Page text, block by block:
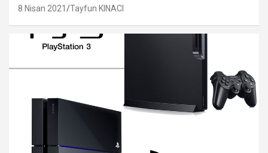
8 Nisan 2021 Tayfun KINACI